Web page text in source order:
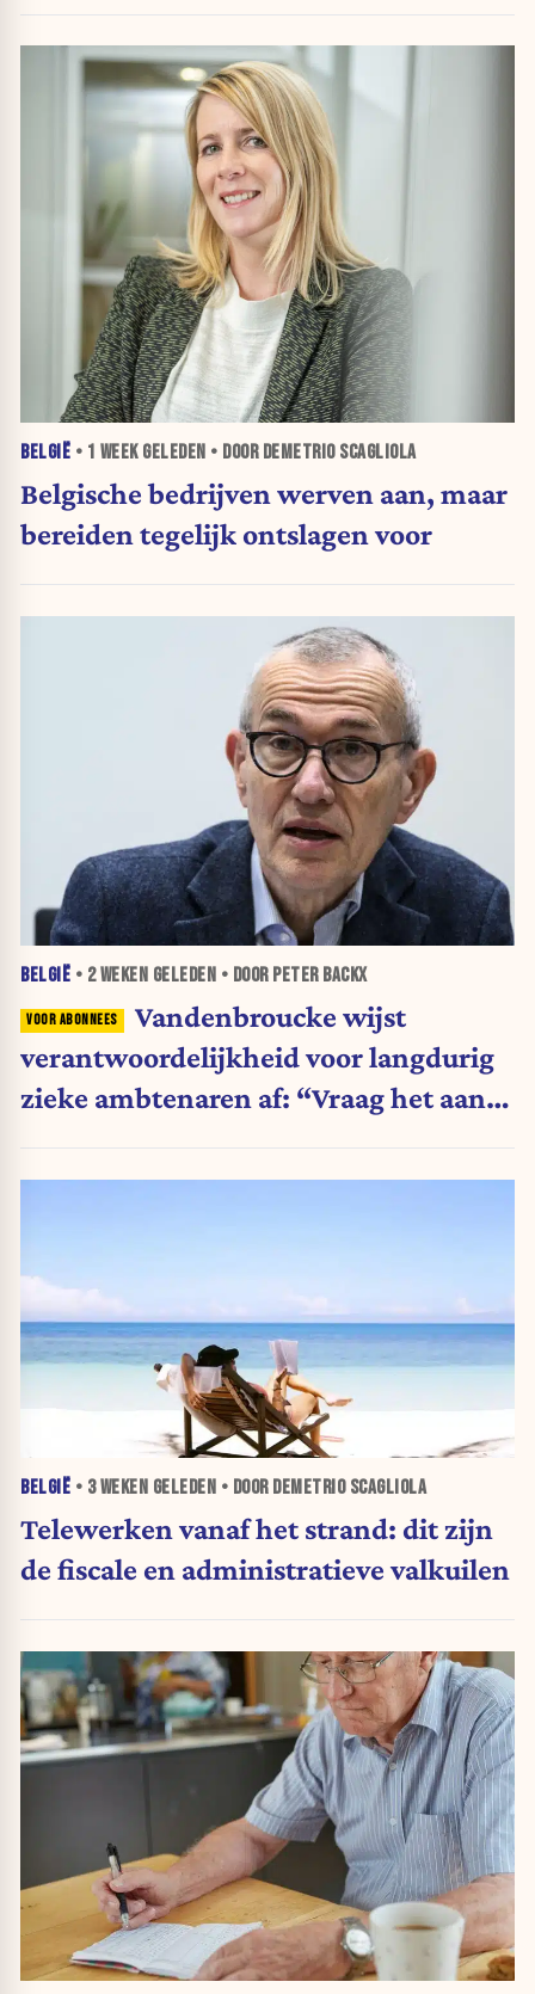
BELGIË • 1 WEEKGELEDEN • DOOR DEMETRIO SCAGLIOLA
Belgische bedrijven werven aan, maar
bereiden tegelijk ontslagen voor
BELGIË • 2 WEKEN GELEDEN • DOOR PETER BACKX
Vandenbroucke wijst
verantwoordelijkheid voor langdurig
zieke ambtenaren af: “Vraag het aan
BELGIË • 3 WEKEN GELEDEN • DOOR DEMETRIO SCAGLIOLA
Telewerken vanaf het strand: dit zijn
de fiscale en administratieve valkuilen